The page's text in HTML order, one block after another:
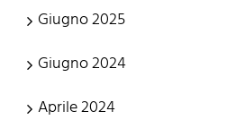
Giugno 2025
Giugno 2024
Aprile 2024